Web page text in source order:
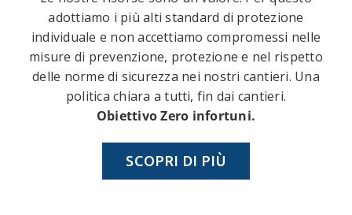
adottiamo i più alti standard di protezione
individuale e non accettiamo compromessi nelle
misure di prevenzione, protezione e nel rispetto
delle norme di sicurezza nei nostri cantieri. Una
politica chiara a tutti, fin dai cantieri.
Obiettivo Zero infortuni.
SCOPRI DI PIÙ